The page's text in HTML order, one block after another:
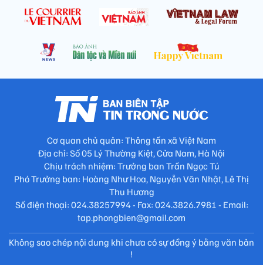
Cơ quan chủ quản: Thông tấn xã Việt Nam
Địa chỉ: Số 05 Lý Thường Kiệt, Cửa Nam, Hà Nội
Chịu trách nhiệm: Trưởng ban Trần Ngọc Tú
Phó Trưởng ban: Hoàng Như Hoa, Nguyễn Văn Nhật, Lê Thị
Thu Hương
Số điện thoại: 024.38257994 - Fax: 024.3826.7981 - Email:
tap.phongbien@gmail.com
Không sao chép nội dung khi chưa có sự đồng ý bằng văn bản
!